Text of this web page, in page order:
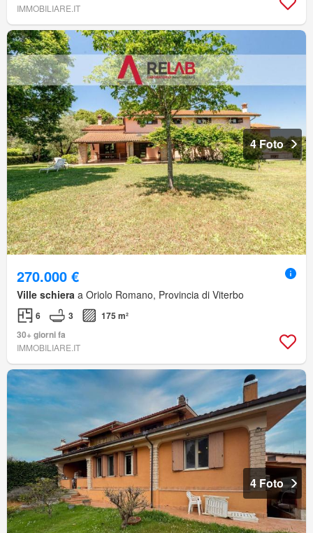
IMMOBILIARE.IT
4 Foto
270.000 €
Ville schiera a Oriolo Romano, Provincia di Viterbo
6 3
175 m²
30+ giorni fa
IMMOBILIARE.IT
4 Foto